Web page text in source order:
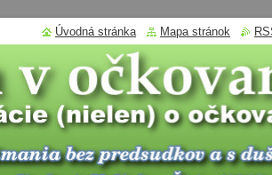
Úvodná stránka Mapa stránok